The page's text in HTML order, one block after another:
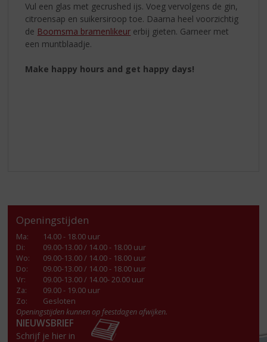
Vul een glas met gecrushed ijs. Voeg vervolgens de gin,
citroensap en suikersiroop toe. Daarna heel voorzichtig
de Boomsma bramenlikeur erbij gieten. Garneer met
een muntblaadje.
Make happy hours and get happy days!
Openingstijden
Ma:
14.00 - 18.00 uur
Di:
09.00-13.00 / 14.00 - 18.00 uur
Wo:
09.00-13.00 / 14.00 - 18.00 uur
Do:
09.00-13.00 / 14.00 - 18.00 uur
Vr:
09.00-13.00 / 14.00- 20.00 uur
Za:
09.00 - 19.00 uur
Zo:
Gesloten
Openingstijden kunnen op feestdagen afwijken.
NIEUWSBRIEF
Schrijf je hier in